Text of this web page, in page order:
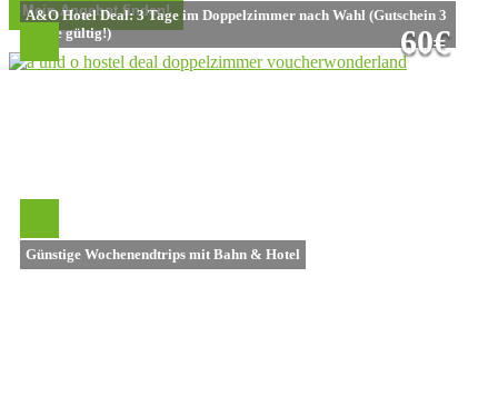
A&O Hotel Deal: 3 Tage im Doppelzimmer nach Wahl (Gutschein 3
Jahre gültig!)
60€
Günstige Wochenendtrips mit Bahn & Hotel